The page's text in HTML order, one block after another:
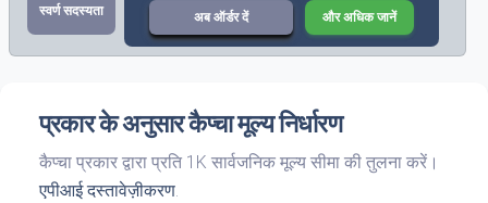
स्वर्ण सदस्यता
अब ऑर्डर दें
और अधिक जानें
प्रकार के अनुसार कैप्चा मूल्य निर्धारण
कैप्चा प्रकार द्वारा प्रति 1K सार्वजनिक मूल्य सीमा की तुलना करें।
एपीआई दस्तावेज़ीकरण